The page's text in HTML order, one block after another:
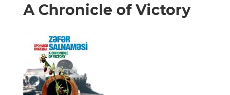
A Chronicle of Victory